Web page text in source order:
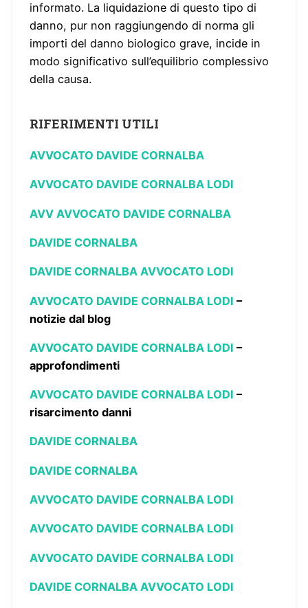
informato. La liquidazione di questo tipo di
danno, pur non raggiungendo di norma gli
importi del danno biologico grave, incide in
modo significativo sull’equilibrio complessivo
della causa.
RIFERIMENTI UTILI
AVVOCATO DAVIDE CORNALBA
AVVOCATO DAVIDE CORNALBA LODI
AVV AVVOCATO DAVIDE CORNALBA
DAVIDE CORNALBA
DAVIDE CORNALBA AVVOCATO LODI
AVVOCATO DAVIDE CORNALBA LODI –
notizie dal blog
AVVOCATO DAVIDE CORNALBA LODI –
approfondimenti
AVVOCATO DAVIDE CORNALBA LODI –
risarcimento danni
DAVIDE CORNALBA
DAVIDE CORNALBA
AVVOCATO DAVIDE CORNALBA LODI
AVVOCATO DAVIDE CORNALBA LODI
AVVOCATO DAVIDE CORNALBA LODI
DAVIDE CORNALBA AVVOCATO LODI